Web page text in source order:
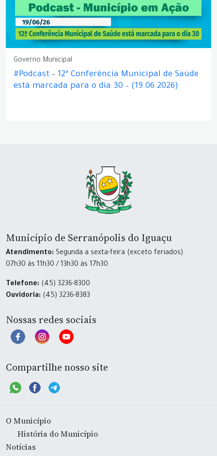
Governo Municipal
#Podcast – 12ª Conferência Municipal de Saúde
está marcada para o dia 30 – (19.06.2026)
Município de Serranópolis do Iguaçu
Atendimento: Segunda a sexta-feira (exceto feriados)
07h30 às 11h30 / 13h30 às 17h30
Telefone: (45) 3236-8300
Ouvidoria: (45) 3236-8383
Nossas redes sociais
Compartilhe nosso site
O Município
História do Município
Notícias